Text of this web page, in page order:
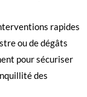
rapides
ou de dégâts
pour sécuriser
des